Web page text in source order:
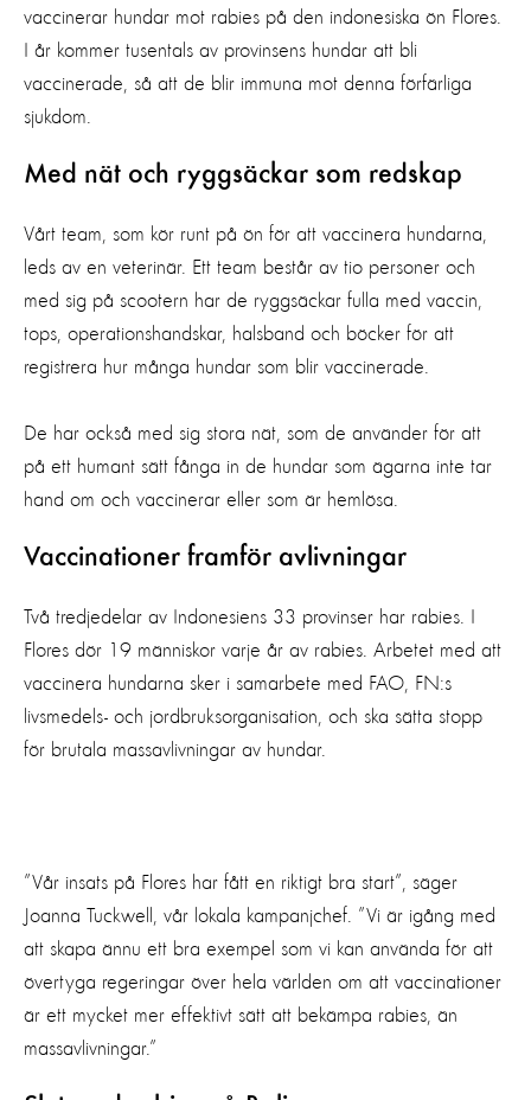
vaccinerar hundar mot rabies på den indonesiska ön Flores.
I år kommer tusentals av provinsens hundar att bli
vaccinerade, så att de blir immuna mot denna förfärliga
sjukdom.
Med nät och ryggsäckar som redskap
Vårt team, som kör runt på ön för att vaccinera hundarna,
leds av en veterinär. Ett team består av tio personer och
med sig på scootern har de ryggsäckar fulla med vaccin,
tops, operationshandskar, halsband och böcker för att
registrera hur många hundar som blir vaccinerade.
De har också med sig stora nät, som de använder för att
på ett humant sätt fånga in de hundar som ägarna inte tar
hand om och vaccinerar eller som är hemlösa.
Vaccinationer framför avlivningar
Två tredjedelar av Indonesiens 33 provinser har rabies. I
Flores dör 19 människor varje år av rabies. Arbetet med att
vaccinera hundarna sker i samarbete med FAO, FN:s
livsmedels- och jordbruksorganisation, och ska sätta stopp
för brutala massavlivningar av hundar.
”Vår insats på Flores har fått en riktigt bra start”, säger
Joanna Tuckwell, vår lokala kampanjchef. ”Vi är igång med
att skapa ännu ett bra exempel som vi kan använda för att
övertyga regeringar över hela världen om att vaccinationer
är ett mycket mer effektivt sätt att bekämpa rabies, än
massavlivningar.”